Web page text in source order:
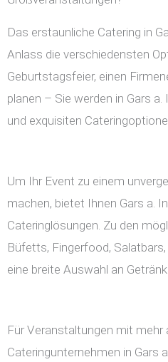
Das erstaunliche Catering in
Anlass die verschiedensten
Geburtstagsfeier, einen
planen – Sie werden in Gars a.
und exquisiten
Um Ihr Event zu einem
machen, bietet Ihnen Gars a.
Cateringlösungen. Zu den
Büfetts, Fingerfood,
eine breite Auswahl an
Für Veranstaltungen mit mehr
Cateringunternehmen in Gars